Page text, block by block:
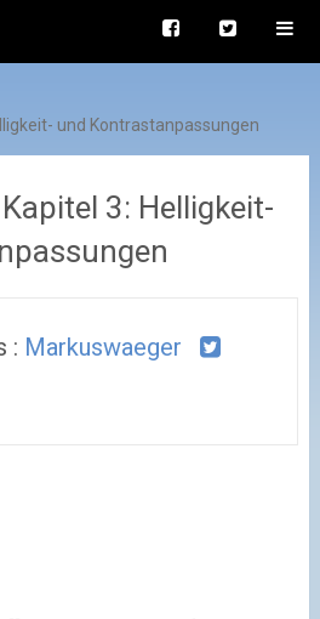
und Kontrastanpassungen
3: Helligkeit-
: Markuswaeger